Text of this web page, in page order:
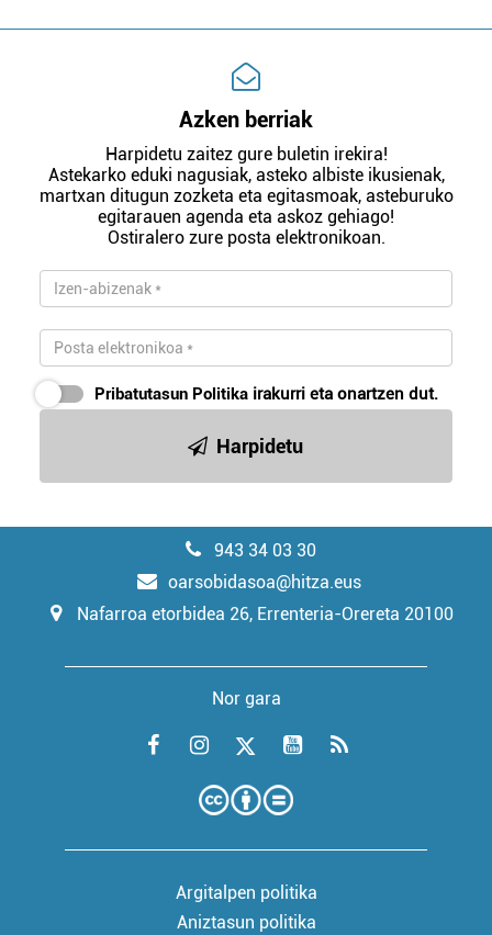
Azken berriak
Harpidetu zaitez gure buletin irekira!
Astekarko eduki nagusiak, asteko albiste ikusienak,
martxan ditugun zozketa eta egitasmoak, asteburuko
egitarauen agenda eta askoz gehiago!
Ostiralero zure posta elektronikoan.
Pribatutasun Politika irakurri eta onartzen dut.
Harpidetu
943 34 03 30
oarsobidasoa@hitza.eus
Nafarroa etorbidea 26, Errenteria-Orereta 20100
Nor gara
Argitalpen politika
Aniztasun politika